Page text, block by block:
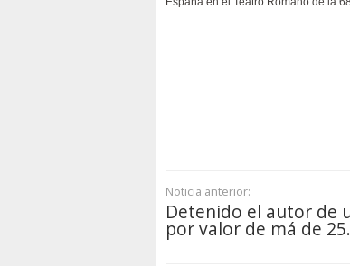
Noticia anterior:
Detenido el autor de
por valor de má de